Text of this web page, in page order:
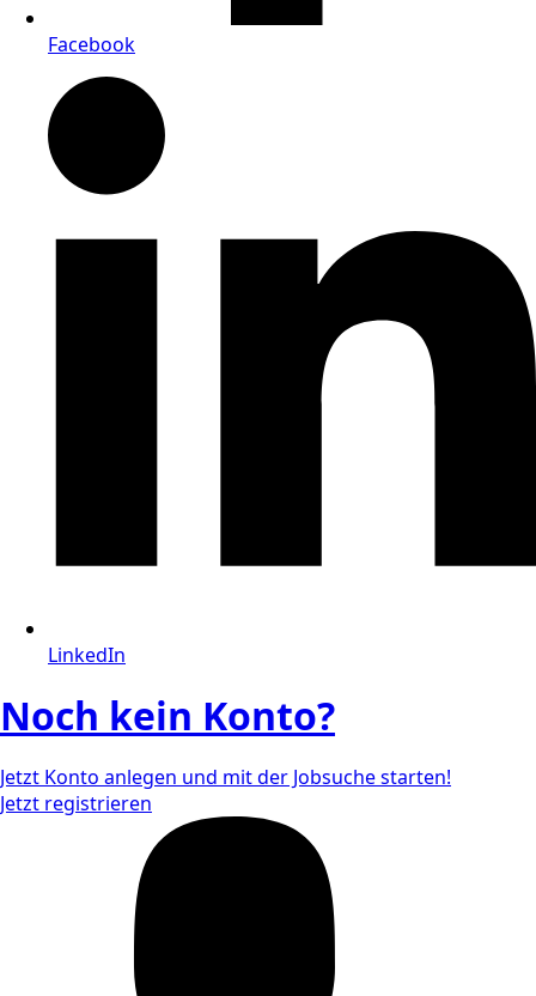
Facebook
LinkedIn
Noch kein Konto?
Jetzt Konto anlegen und mit der Jobsuche starten!
Jetzt registrieren